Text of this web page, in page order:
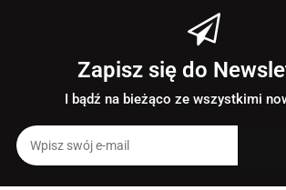
Zapisz się do
I bądź na bieżąco ze wszystkimi